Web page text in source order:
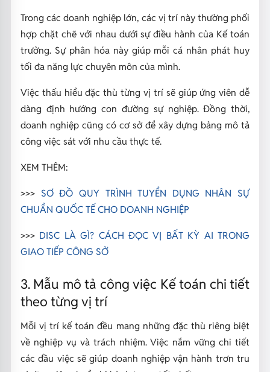
Trong các doanh nghiệp lớn, các vị trí này thường phối
hợp chặt chẽ với nhau dưới sự điều hành của Kế toán
trưởng. Sự phân hóa này giúp mỗi cá nhân phát huy
tối đa năng lực chuyên môn của mình.
Việc thấu hiểu đặc thù từng vị trí sẽ giúp ứng viên dễ
dàng định hướng con đường sự nghiệp. Đồng thời,
doanh nghiệp cũng có cơ sở để xây dựng bảng mô tả
công việc sát với nhu cầu thực tế.
XEM THÊM:
>>> SƠ ĐỒ QUY TRÌNH TUYỂN DỤNG NHÂN SỰ
CHUẨN QUỐC TẾ CHO DOANH NGHIỆP
>>> DISC LÀ GÌ? CÁCH ĐỌC VỊ BẤT KỲ AI TRONG
GIAO TIẾP CÔNG SỞ
3. Mẫu mô tả công việc Kế toán chi tiết
theo từng vị trí
Mỗi vị trí kế toán đều mang những đặc thù riêng biệt
về nghiệp vụ và trách nhiệm. Việc nắm vững chi tiết
các đầu việc sẽ giúp doanh nghiệp vận hành trơn tru